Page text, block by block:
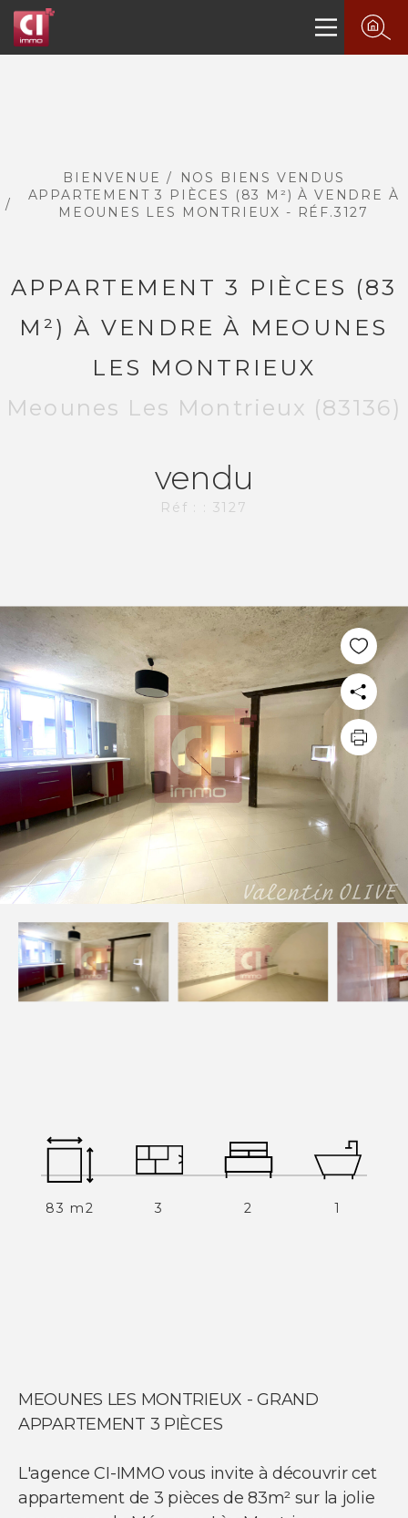
BIENVENUE
NOS BIENS VENDUS
APPARTEMENT 3 PIÈCES (83 M²) À VENDRE À
MEOUNES LES MONTRIEUX - RÉF.3127
APPARTEMENT 3 PIÈCES (83
M²) À VENDRE À MEOUNES
LES MONTRIEUX
Meounes Les Montrieux (83136)
vendu
Réf : : 3127
83 m2 3 2 1
MEOUNES LES MONTRIEUX - GRAND
APPARTEMENT 3 PIÈCES
L'agence CI-IMMO vous invite à découvrir cet
appartement de 3 pièces de 83m² sur la jolie
DANS L'IMMOBILIER.
L'AGENCE CI-IMMO
L'agence
Nos collaborateurs
Devenez mandataires
Mentions légales
Politique de confidentialités
Nous contacter
Estimer votre bien
Vendre votre bien
Louer un appartement
Louer un commerce
Louer des bureaux